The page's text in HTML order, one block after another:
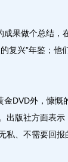
果做个总结，
复兴”年鉴；他
DVD外，慷慨
出版社方面表
私、不需要回报